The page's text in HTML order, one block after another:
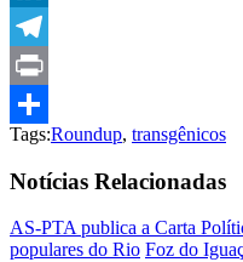
LinkedIn
Telegram
Print
Compartilhar
Tags:Roundup, transgênicos
Notícias Relacionadas
AS-PTA publica a Carta
populares do Rio Foz do